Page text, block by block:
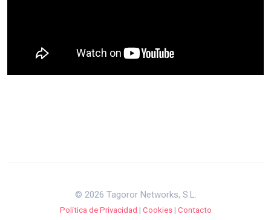
© 2026 Tagoror Networks, S.L.
Política de Privacidad | Cookies| Contacto